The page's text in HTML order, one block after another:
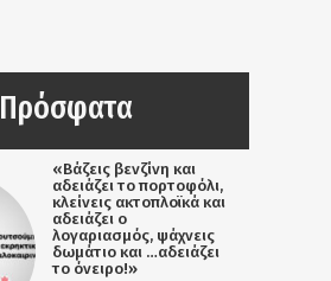
Πρόσφατα
«Βάζεις βενζίνη και
αδειάζει το πορτοφόλι,
κλείνεις ακτοπλοϊκά και
αδειάζει ο
λογαριασμός, ψάχνεις
δωμάτιο και …αδειάζει
το όνειρο!»